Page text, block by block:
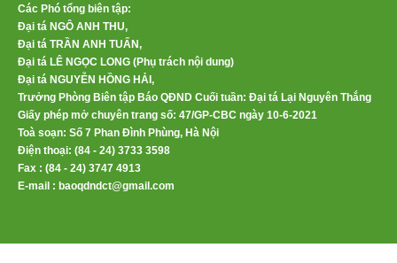
Các Phó tổng biên tập:
Đại tá NGÔ ANH THU,
Đại tá TRẦN ANH TUẤN,
Đại tá LÊ NGỌC LONG (Phụ trách nội dung)
Đại tá NGUYỄN HỒNG HẢI,
Trưởng Phòng Biên tập Báo QĐND Cuối tuần: Đại tá Lại Nguyên Thắng
Giấy phép mở chuyên trang số: 47/GP-CBC ngày 10-6-2021
Toà soạn: Số 7 Phan Đình Phùng, Hà Nội
Điện thoại: (84 - 24) 3733 3598
Fax : (84 - 24) 3747 4913
E-mail : baoqdndct@gmail.com